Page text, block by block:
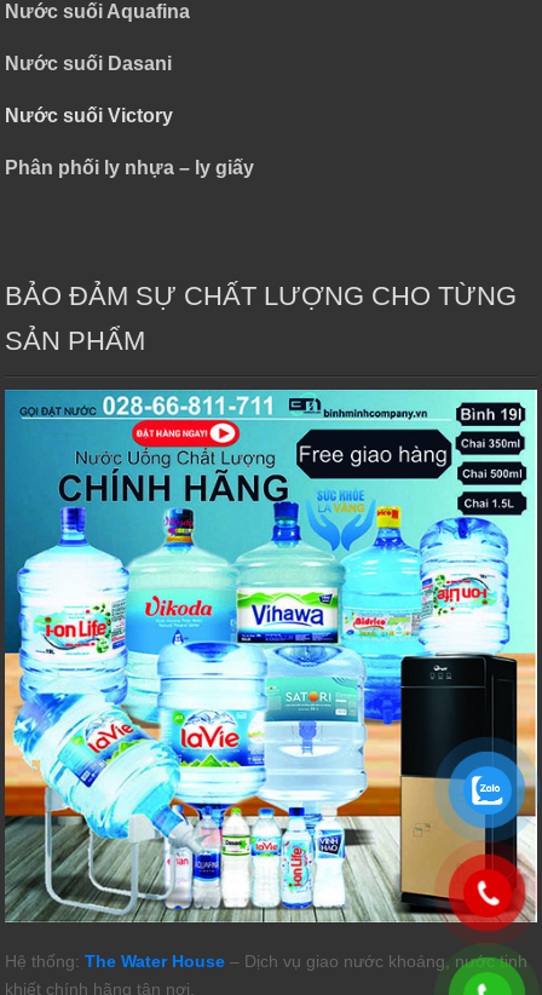
Nước suối Aquafina
Nước suối Dasani
Nước suối Victory
Phân phối ly nhựa – ly giấy
BẢO ĐẢM SỰ CHẤT LƯỢNG CHO TỪNG
SẢN PHẨM
Hệ thống:The Water House – Dịch vụ giao nước khoáng, nước tinh
khiết chính hãng tận nơi.